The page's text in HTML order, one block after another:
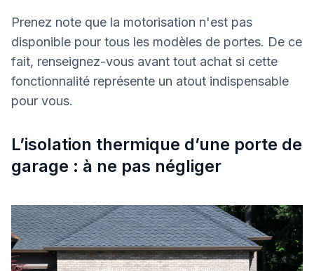
Prenez note que la motorisation n'est pas
disponible pour tous les modèles de portes. De ce
fait, renseignez-vous avant tout achat si cette
fonctionnalité représente un atout indispensable
pour vous.
L’isolation thermique d’une porte de
garage : à ne pas négliger